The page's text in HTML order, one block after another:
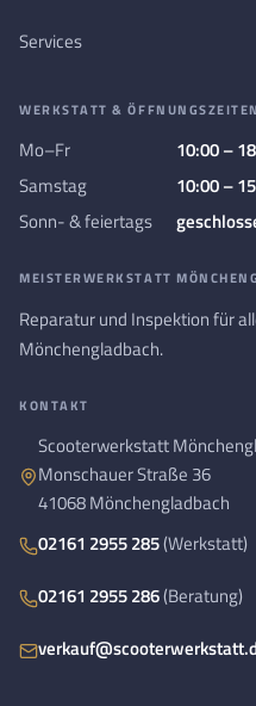
Services
WERKSTATT & ÖFFNUNGSZEITEN
Mo–Fr
10:00 –
Samstag
10:00 –
Sonn- & feiertags
MEISTERWERKSTATT
Reparatur und Inspektion für
Mönchengladbach.
KONTAKT
Scooterwerkstatt
Monschauer Straße 36
41068 Mönchengladbach
02161 2955 285(Werkstatt)
02161 2955 286(Beratung)